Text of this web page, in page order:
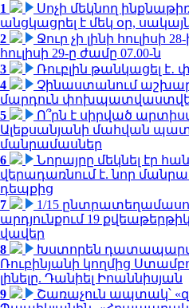
1
Սոչի մեկնող
անցկացրել է մեկ օր,
2
Ջուր չի լինի հուլիսի
հուլիսի 29-ը ժամը 07.00-ն
3
Ռուբլին թանկացել է․
4
Չինաստանում
մարդուն
5
Ո՞րն է սիրված
Ալեքսանյանի մահվան
մանրամասներ
6
Նորայրը մեկնել էր
վերադառնում է. նոր
դեպքից
7
1/15
արդյունքում 19
վավեր
8
Խստորեն
Ռուբինյանի կողմից
լինելը. Դանիել Իոաննիսյան
9
Շառաչուն ապտակ՝